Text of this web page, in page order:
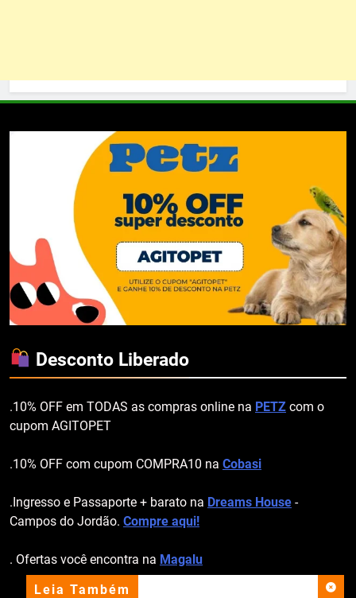
Leia Também
Desconto Liberado
.10% OFF em TODAS as compras online na PETZ com o
cupom AGITOPET
.10% OFF com cupom COMPRA10 na Cobasi
.Ingresso e Passaporte + barato na Dreams House -
Campos do Jordão. Compre aqui!
. Ofertas você encontra na Magalu
apoio institucional